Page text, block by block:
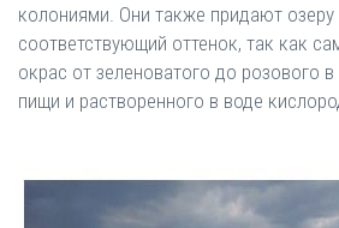
колониями. Они также придают озеру
соответствующий оттенок, так как
окрас от зеленоватого до розового
пищи и растворенного в воде